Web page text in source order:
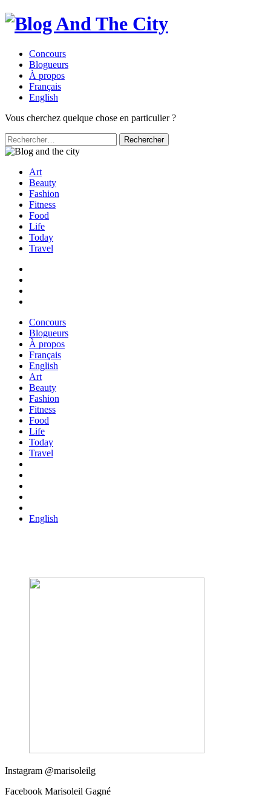
Concours
Blogueurs
À propos
Français
English
Vous cherchez quelque chose en particulier ?
Rechercher :
Art
Beauty
Fashion
Fitness
Food
Life
Today
Travel
Concours
Blogueurs
À propos
Français
English
Art
Beauty
Fashion
Fitness
Food
Life
Today
Travel
English
Instagram @marisoleilg
Facebook Marisoleil Gagné